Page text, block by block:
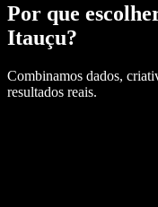
Por que
Itauçu?
Combinamos dados,
resultados reais.